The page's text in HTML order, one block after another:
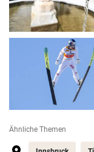
Ähnliche Themen